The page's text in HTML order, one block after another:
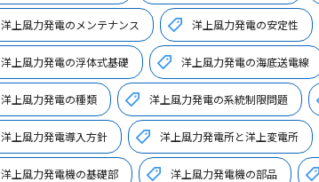
洋上風力発電のメンテナンス 洋上風力発電の安定性
洋上風力発電の浮体式基礎 洋上風力発電の海底送電線
洋上風力発電の種類 洋上風力発電の系統制限問題
洋上風力発電導入方針 洋上風力発電所と洋上変電所
洋上風力発電機の基礎部 洋上風力発電機の部品